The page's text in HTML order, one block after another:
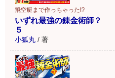
飛空艇まで作っちゃった!?
いずれ最強の錬金術師？
５
小狐丸 / 著